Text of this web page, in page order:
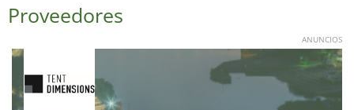
Proveedores
ANUNCIOS